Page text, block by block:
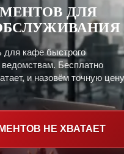
ДЛЯ
для кафе быстрого
Бесплатно
и назовём точную цену
НЕ ХВАТАЕТ